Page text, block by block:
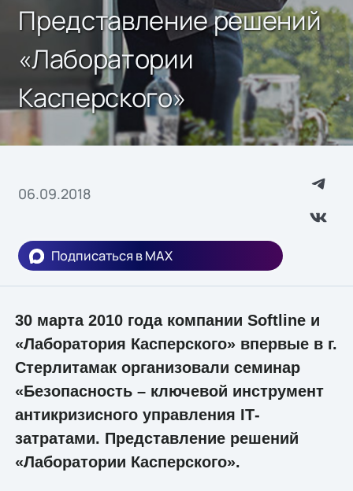
Представление решений
«Лаборатории
Касперского»
06.09.2018
Подписаться в MAX
30 марта 2010 года компании Softline и
«Лаборатория Касперского» впервые в г.
Стерлитамак организовали семинар
«Безопасность – ключевой инструмент
антикризисного управления IТ-
затратами. Представление решений
«Лаборатории Касперского».